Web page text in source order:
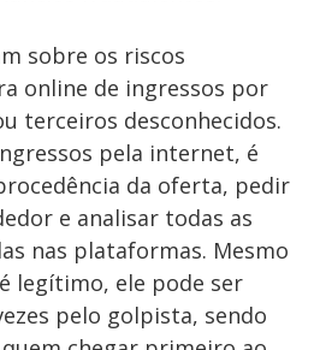
sobre os riscos
online de ingressos por
terceiros desconhecidos.
pela internet, é
da oferta, pedir
e analisar todas as
nas plataformas. Mesmo
legítimo, ele pode ser
pelo golpista, sendo